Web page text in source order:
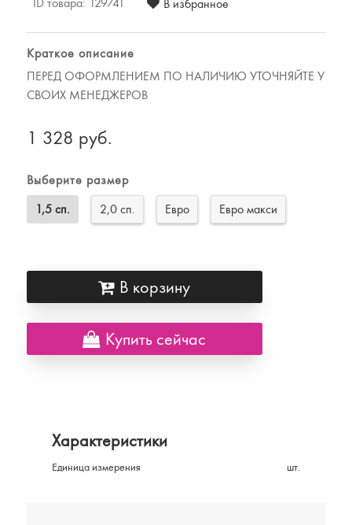
Халаты
Подушки и одеяла
Детские товары
матрасов
Одежда
Для мужчин
Подарочные сертификаты
В избранное
Краткое описание
ПЕРЕД ОФОРМЛЕНИЕМ ПО НАЛИЧИЮ УТОЧНЯЙТЕ У
СВОИХ МЕНЕДЖЕРОВ
1 328 руб.
Выберите размер
1,5 сп.
2,0 сп. Евро Евро макси
В корзину
Купить сейчас
Характеристики
Единица измерения шт.